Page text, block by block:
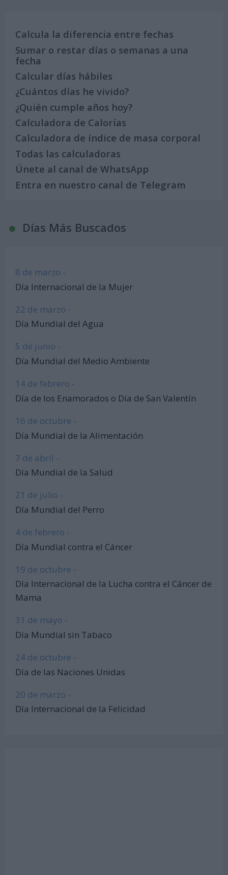
Calcula la diferencia entre fechas
Sumar o restar días o semanas a una
fecha
Calcular días hábiles
¿Cuántos días he vivido?
¿Quién cumple años hoy?
Calculadora de Calorías
Calculadora de índice de masa corporal
Todas las calculadoras
Únete al canal de WhatsApp
Entra en nuestro canal de Telegram
Días Más Buscados
8 de marzo -
Día Internacional de la Mujer
22 de marzo -
Día Mundial del Agua
5 de junio -
Día Mundial del Medio Ambiente
14 de febrero -
Día de los Enamorados o Día de San Valentín
16 de octubre -
Día Mundial de la Alimentación
7 de abril -
Día Mundial de la Salud
21 de julio -
Día Mundial del Perro
4 de febrero -
Día Mundial contra el Cáncer
19 de octubre -
Día Internacional de la Lucha contra el Cáncer de
Mama
31 de mayo -
Día Mundial sin Tabaco
24 de octubre -
Día de las Naciones Unidas
20 de marzo -
Día Internacional de la Felicidad